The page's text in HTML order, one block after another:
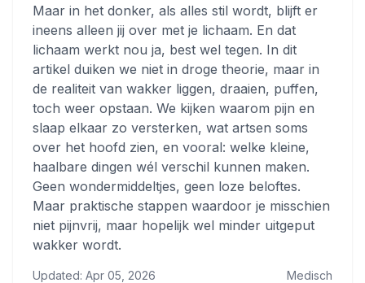
Maar in het donker, als alles stil wordt, blijft er
ineens alleen jij over met je lichaam. En dat
lichaam werkt nou ja, best wel tegen. In dit
artikel duiken we niet in droge theorie, maar in
de realiteit van wakker liggen, draaien, puffen,
toch weer opstaan. We kijken waarom pijn en
slaap elkaar zo versterken, wat artsen soms
over het hoofd zien, en vooral: welke kleine,
haalbare dingen wél verschil kunnen maken.
Geen wondermiddeltjes, geen loze beloftes.
Maar praktische stappen waardoor je misschien
niet pijnvrij, maar hopelijk wel minder uitgeput
wakker wordt.
Updated: Apr 05, 2026 Medisch